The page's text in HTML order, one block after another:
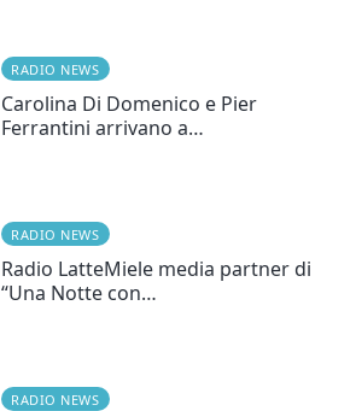
RADIO NEWS
Carolina Di Domenico e Pier
Ferrantini arrivano a…
RADIO NEWS
Radio LatteMiele media partner di
“Una Notte con…
RADIO NEWS